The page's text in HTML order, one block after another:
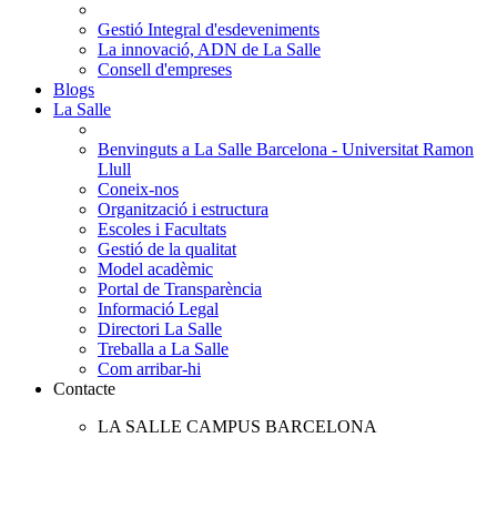
Gestió Integral d'esdeveniments
La innovació, ADN de La Salle
Consell d'empreses
Blogs
La Salle
Benvinguts a La Salle Barcelona - Universitat Ramon
Llull
Coneix-nos
Organització i estructura
Escoles i Facultats
Gestió de la qualitat
Model acadèmic
Portal de Transparència
Informació Legal
Directori La Salle
Treballa a La Salle
Com arribar-hi
Contacte
LA SALLE CAMPUS BARCELONA